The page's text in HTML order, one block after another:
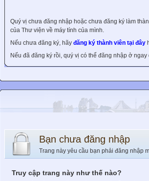
Quý vị chưa đăng nhập hoặc chưa đăng ký làm
của Thư viện về máy tính của mình.
Nếu chưa đăng ký, hãy đăng ký thành viên tại đây
Nếu đã đăng ký rồi, quý vị có thể đăng nhập ở ngay
Bạn chưa đăng nhập
Trang này yêu cầu bạn phải đăng nhập
Truy cập trang này như thế nào?